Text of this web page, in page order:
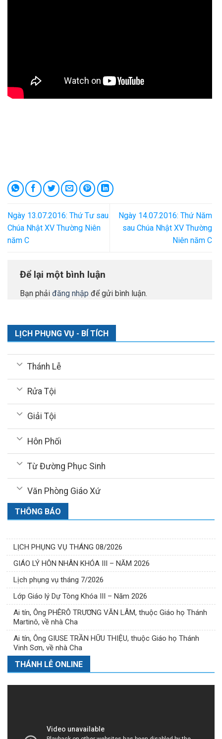
Ngày 13.07.2016: Thứ Tư sau
Chúa Nhật XV Thường Niên
năm C
Ngày 14.07.2016: Thứ Năm
sau Chúa Nhật XV Thường
Niên năm C
Để lại một bình luận
Bạn phải đăng nhập để gửi bình luận.
LỊCH PHỤNG VỤ - BÍ TÍCH
Thánh Lễ
Rửa Tội
Giải Tội
Hôn Phối
Từ Đường Phục Sinh
Văn Phòng Giáo Xứ
THÔNG BÁO
LỊCH PHỤNG VỤ THÁNG 08/2026
GIÁO LÝ HÔN NHÂN KHÓA III – NĂM 2026
Lịch phụng vụ tháng 7/2026
Lớp Giáo lý Dự Tòng Khóa III – Năm 2026
Ai tín, Ông PHÊRÔ TRƯƠNG VĂN LÂM, thuộc Giáo họ Thánh
Martinô, về nhà Cha
Ai tín, Ông GIUSE TRẦN HỮU THIỆU, thuộc Giáo họ Thánh
Vinh Sơn, về nhà Cha
THÁNH LỄ ONLINE